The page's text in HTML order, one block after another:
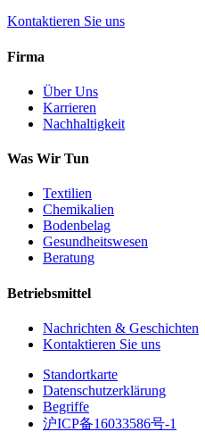
Kontaktieren Sie uns
Firma
Über Uns
Karrieren
Nachhaltigkeit
Was Wir Tun
Textilien
Chemikalien
Bodenbelag
Gesundheitswesen
Beratung
Betriebsmittel
Nachrichten & Geschichten
Kontaktieren Sie uns
Standortkarte
Datenschutzerklärung
Begriffe
沪ICP备16033586号-1